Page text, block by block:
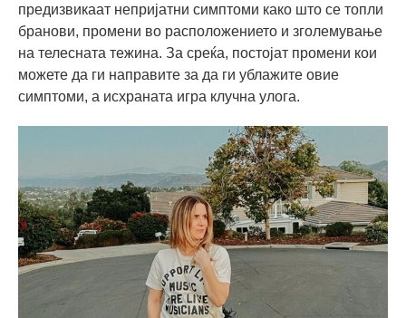
предизвикаат непријатни симптоми како што се топли
бранови, промени во расположението и зголемување
на телесната тежина. За среќа, постојат промени кои
можете да ги направите за да ги ублажите овие
симптоми, а исхраната игра клучна улога.